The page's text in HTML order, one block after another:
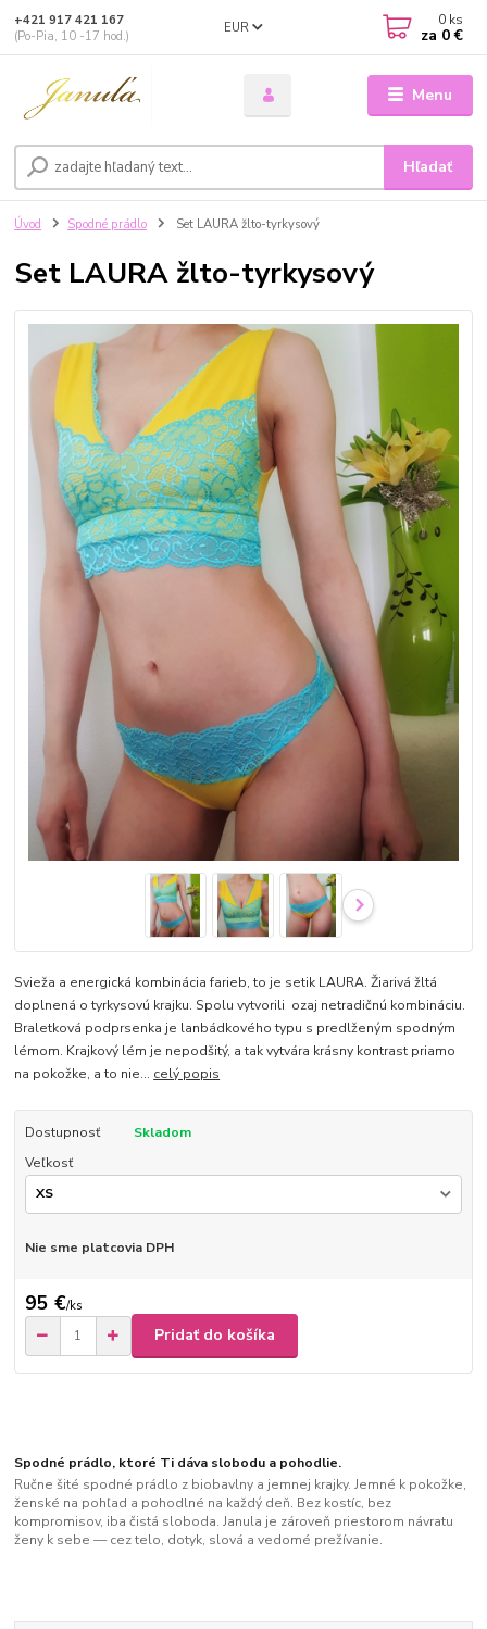
Menu
EUR
Hľadať
+421 917 421 167
(Po-Pia, 10 -17 hod.)
0 ks
za 0 €
Úvod Spodné prádlo Set LAURA žlto-tyrkysový
Set LAURA žlto-tyrkysový
Svieža a energická kombinácia farieb, to je setik LAURA. Žiarivá žltá
doplnená o tyrkysovú krajku. Spolu vytvorili ozaj netradičnú kombináciu.
Braletková podprsenka je lanbádkového typu s predlženým spodným
lémom. Krajkový lém je nepodšitý, a tak vytvára krásny kontrast priamo
na pokožke, a to nie... celý popis
Dostupnosť
Skladom
Veľkosť
Nie sme platcovia DPH
95 €/ks
Pridať do košíka
Spodné prádlo, ktoré Ti dáva slobodu a pohodlie.
Ručne šité spodné prádlo z biobavlny a jemnej krajky. Jemné k pokožke,
ženské na pohľad a pohodlné na každý deň. Bez kostíc, bez
kompromisov, iba čistá sloboda. Janula je zároveň priestorom návratu
ženy k sebe — cez telo, dotyk, slová a vedomé prežívanie.